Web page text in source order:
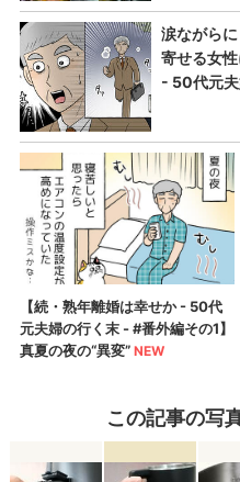
この記事の写